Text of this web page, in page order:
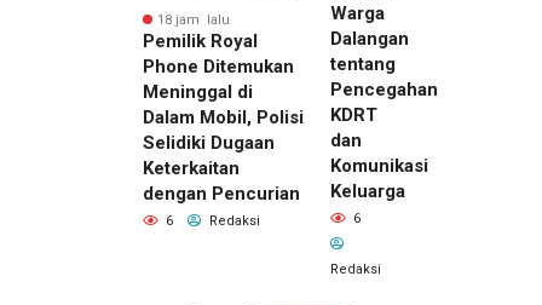
18 jam lalu
Pemilik Royal
Phone Ditemukan
Meninggal di
Dalam Mobil, Polisi
Selidiki Dugaan
Keterkaitan
dengan Pencurian
6 Redaksi
Warga
Dalangan
tentang
Pencegahan
KDRT
dan
Komunikasi
Keluarga
6
Redaksi